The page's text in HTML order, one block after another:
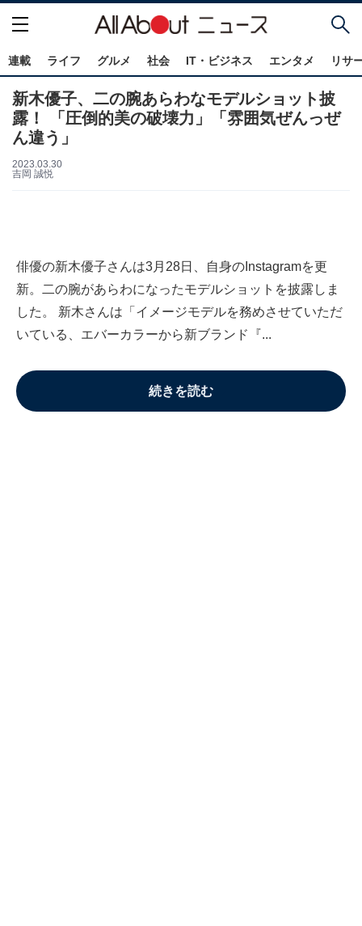
連載 ライフ グルメ 社会 IT・ビジネス エンタメ リサ
新木優子、二の腕あらわなモデルショット披
露！ 「圧倒的美の破壊力」「雰囲気ぜんっぜ
ん違う」
2023.03.30
吉岡 誠悦
俳優の新木優子さんは3月28日、自身のInstagramを更
新。二の腕があらわになったモデルショットを披露しま
した。 新木さんは「イメージモデルを務めさせていただ
いている、エバーカラーから新ブランド『...
続きを読む